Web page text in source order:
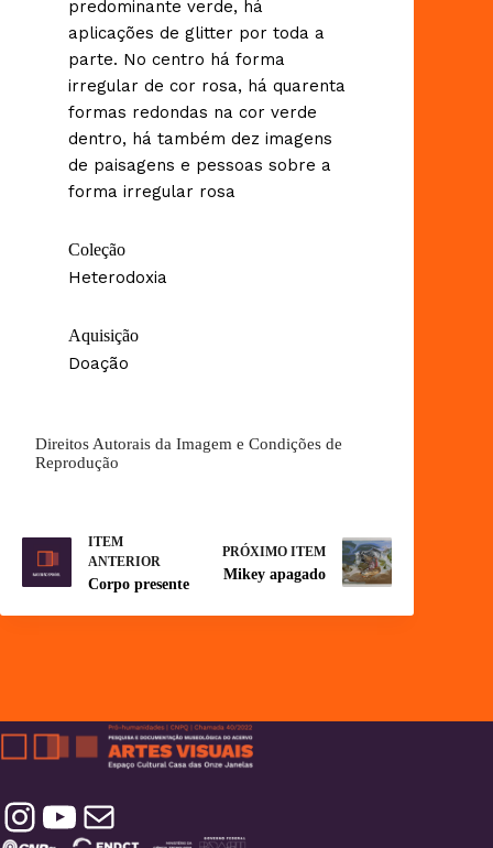
predominante verde, há
aplicações de glitter por toda a
parte. No centro há forma
irregular de cor rosa, há quarenta
formas redondas na cor verde
dentro, há também dez imagens
de paisagens e pessoas sobre a
forma irregular rosa
Coleção
Heterodoxia
Aquisição
Doação
Direitos Autorais da Imagem e Condições de
Reprodução
ITEM
ANTERIOR
Corpo presente
PRÓXIMO ITEM
Mikey apagado
Instagram YouTube Contatos